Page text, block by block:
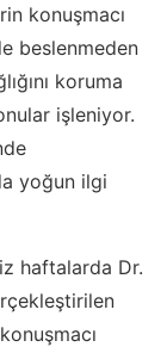
konuşmacı
beslenmeden
koruma
işleniyor.
yoğun ilgi
haftalarda Dr.